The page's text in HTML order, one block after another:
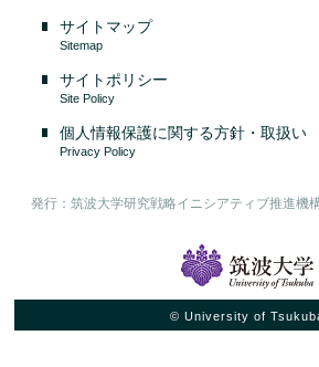
サイトマップ
Sitemap
サイトポリシー
Site Policy
個人情報保護に関する方針・取扱い
Privacy Policy
発行：筑波大学研究戦略イニシアティブ推進機
© University of